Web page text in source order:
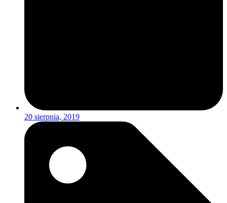
20 sierpnia, 2019